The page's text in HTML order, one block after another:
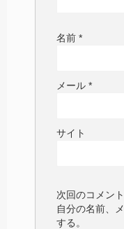
名前 *
メール *
サイト
次回のコメン
自分の名前、
する。